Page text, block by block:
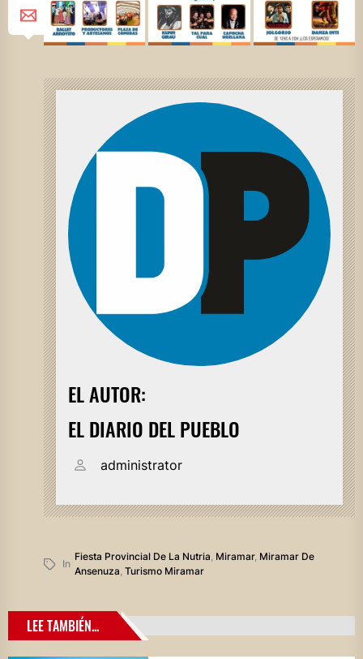
EL AUTOR:
EL DIARIO DEL PUEBLO
administrator
In
Fiesta Provincial De La Nutria Miramar, Miramar De
Ansenuza Turismo Miramar
LEE TAMBIÉN...